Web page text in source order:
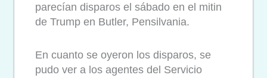
parecían disparos el sábado en el mitin
de Trump en Butler, Pensilvania.
En cuanto se oyeron los disparos, se
pudo ver a los agentes del Servicio